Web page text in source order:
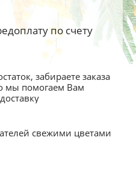
по счету
забираете заказа
мы помогаем Вам
свежими цветами